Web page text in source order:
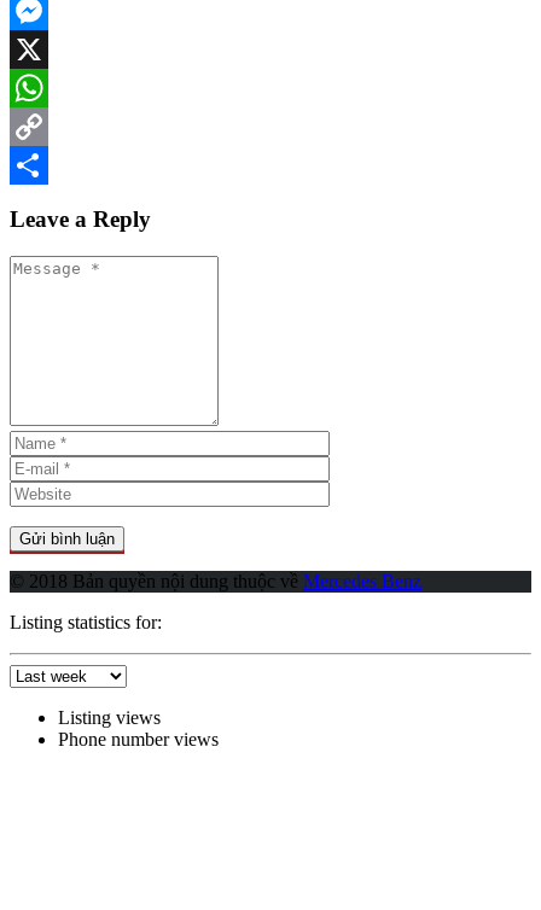
Facebook
Messenger
X
WhatsApp
Copy
Leave a Reply
© 2018 Bản quyền nội dung thuộc về Mercedes Benz
Listing statistics for:
Listing views
Phone number views